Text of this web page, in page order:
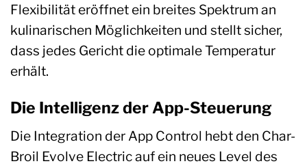
Flexibilität eröffnet ein breites Spektrum an
kulinarischen Möglichkeiten und stellt sicher,
dass jedes Gericht die optimale Temperatur
erhält.
Die Intelligenz der App-Steuerung
Die Integration der App Control hebt den Char-
Broil Evolve Electric auf ein neues Level des